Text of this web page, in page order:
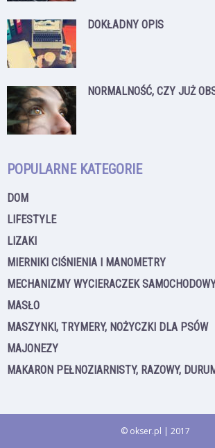
DOKŁADNY OPIS
NORMALNOŚĆ, CZY JUŻ
POPULARNE KATEGORIE
DOM
LIFESTYLE
LIZAKI
MIERNIKI CIŚNIENIA I MANOMETRY
MECHANIZMY WYCIERACZEK
MASŁO
MASZYNKI, TRYMERY, NOŻYCZKI DLA PSÓW
MAJONEZY
MAKARON PEŁNOZIARNISTY, RAZOWY,
© okser.pl | 2017